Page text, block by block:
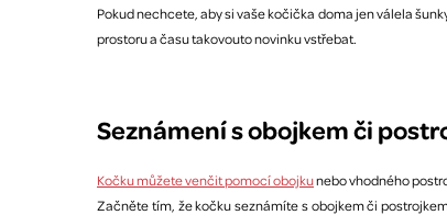
Pokud nechcete, aby si vaše kočička doma jen válela
prostoru a času takovouto novinku vstřebat.
Seznámení s obojkem či
Kočku můžete venčit pomocí obojkunebo vhodného
Začněte tím, že kočku seznámíte s obojkem či